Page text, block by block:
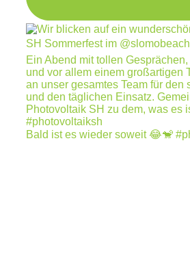
Bald ist es wieder soweit 😂🐒